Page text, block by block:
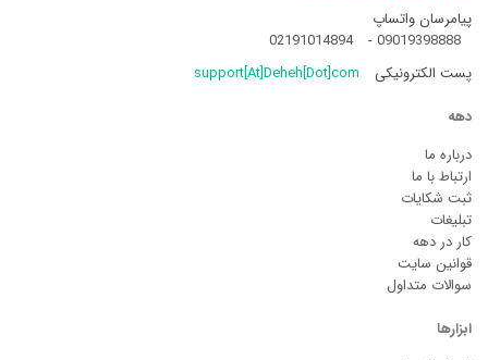
پیامرسان واتساپ
09019398888
-
02191014894
پست الکترونیکی
support[At]Deheh[Dot]com
دهه
درباره ما
ارتباط با ما
ثبت شکایات
تبلیغات
کار در دهه
قوانین سایت
سوالات متداول
ابزارها